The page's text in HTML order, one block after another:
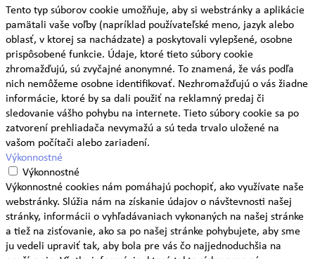
Tento typ súborov cookie umožňuje, aby si webstránky a aplikácie
pamätali vaše voľby (napríklad používateľské meno, jazyk alebo
oblasť, v ktorej sa nachádzate) a poskytovali vylepšené, osobne
prispôsobené funkcie. Údaje, ktoré tieto súbory cookie
zhromažďujú, sú zvyčajné anonymné. To znamená, že vás podľa
nich nemôžeme osobne identifikovať. Nezhromažďujú o vás žiadne
informácie, ktoré by sa dali použiť na reklamný predaj či
sledovanie vášho pohybu na internete. Tieto súbory cookie sa po
zatvorení prehliadača nevymažú a sú teda trvalo uložené na
vašom počítači alebo zariadení.
Výkonnostné
Výkonnostné
Výkonnostné cookies nám pomáhajú pochopiť, ako využívate naše
webstránky. Slúžia nám na získanie údajov o návštevnosti našej
stránky, informácii o vyhľadávaniach vykonaných na našej stránke
a tiež na zisťovanie, ako sa po našej stránke pohybujete, aby sme
ju vedeli upraviť tak, aby bola pre vás čo najjednoduchšia na